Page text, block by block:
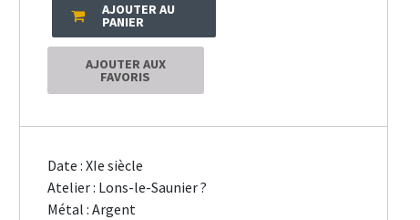
AJOUTER AU
PANIER
AJOUTER AUX
FAVORIS
Date : XIe siècle
Atelier : Lons-le-Saunier ?
Métal : Argent